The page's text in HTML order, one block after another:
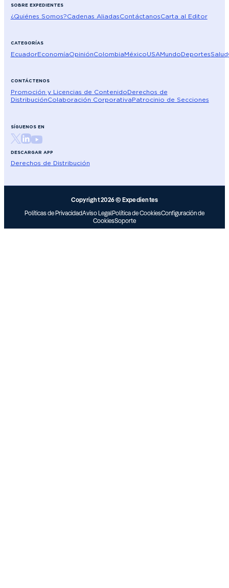
SOBRE EXPEDIENTES
¿Quiénes Somos?Cadenas AliadasContáctanosCarta al Editor
CATEGORÍAS
EcuadorEconomíaOpiniónColombiaMéxicoUSAMundoDeportesSalud
CONTÁCTENOS
Promoción y Licencias de ContenidoDerechos de
DistribuciónColaboración CorporativaPatrocinio de Secciones
SÍGUENOS EN
DESCARGAR APP
Derechos de Distribución
Copyright 2026 © Expedientes
Políticas de PrivacidadAviso LegalPolítica de CookiesConfiguración de
CookiesSoporte